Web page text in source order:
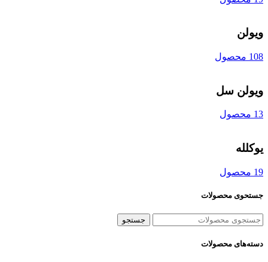
ویولن
108 محصول
ویولن سل
13 محصول
یوکلله
19 محصول
جستحوی محصولات
جستجو
دسته‌های محصولات